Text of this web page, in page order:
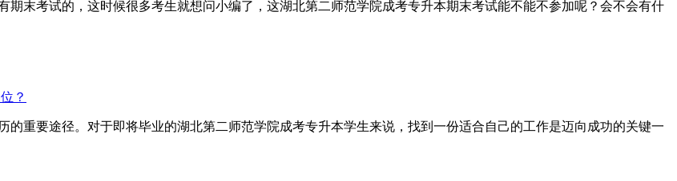
末考试的，这时候很多考生就想问小编了，这湖北第二师范学院成考专升本期末考试能不能不参加呢？会不会有什
？
重要途径。对于即将毕业的湖北第二师范学院成考专升本学生来说，找到一份适合自己的工作是迈向成功的关键一